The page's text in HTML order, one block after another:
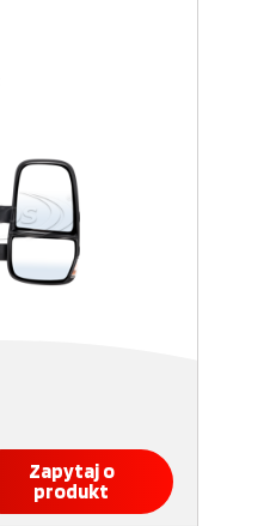
Zapytaj o
produkt